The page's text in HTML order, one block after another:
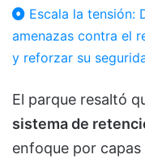
Escala la tensión:
amenazas contra el
y reforzar su
El parque resaltó
sistema de
enfoque por